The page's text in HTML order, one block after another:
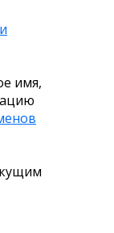
имя,